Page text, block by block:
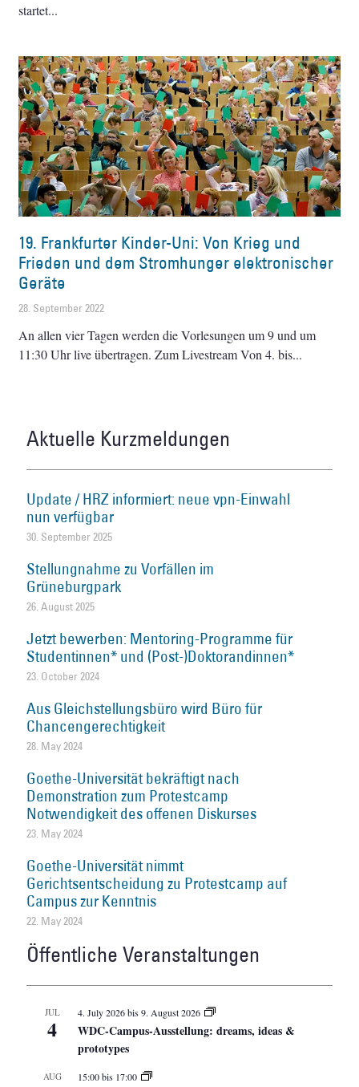
startet
19. Frankfurter Kinder-Uni: Von Krieg und
Frieden und dem Stromhunger elektronischer
Geräte
28. September 2022
An allen vier Tagen werden die Vorlesungen um 9 und um
11:30 Uhr live übertragen. Zum Livestream Von 4. bis
Aktuelle Kurzmeldungen
Update / HRZ informiert: neue vpn-Einwahl
nun verfügbar
30. September 2025
Stellungnahme zu Vorfällen im
Grüneburgpark
26. August 2025
Jetzt bewerben: Mentoring-Programme für
Studentinnen* und (Post-)Doktorandinnen*
23. October 2024
Aus Gleichstellungsbüro wird Büro für
Chancengerechtigkeit
28. May 2024
Goethe-Universität bekräftigt nach
Demonstration zum Protestcamp
Notwendigkeit des offenen Diskurses
23. May 2024
Goethe-Universität nimmt
Gerichtsentscheidung zu Protestcamp auf
Campus zur Kenntnis
22. May 2024
Öffentliche Veranstaltungen
JUL
4
4. July 2026bis9. August 2026
WDC-Campus-Ausstellung: dreams, ideas &
prototypes
AUG 15:00bis 17:00